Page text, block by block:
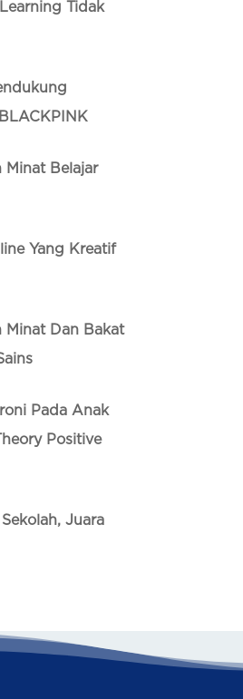
Tidak
Minat Belajar
Yang Kreatif
Minat Dan Bakat
Pada Anak
Positive
Juara